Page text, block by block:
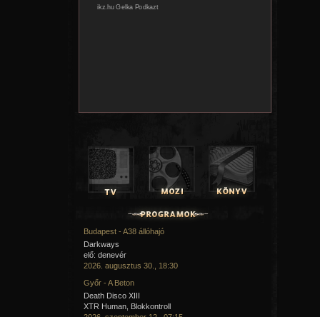
Budapest - A38 állóhajó
Darkways
elő: denevér
2026. augusztus 30., 18:30
Győr - A Beton
Death Disco XIII
XTR Human, Blokkontroll